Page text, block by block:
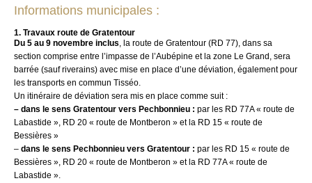
Informations municipales :
1. Travaux route de Gratentour
Du 5 au 9 novembre inclus , la route de Gratentour (RD 77), dans sa
section comprise entre l’impasse de l’Aubépine et la zone Le Grand, sera
barrée (sauf riverains) avec mise en place d’une déviation, également pour
les transports en commun Tisséo.
Un itinéraire de déviation sera mis en place comme suit :
– dans le sens Gratentour vers Pechbonnieu : par les RD 77A « route de
Labastide », RD 20 « route de Montberon » et la RD 15 « route de
Bessières »
– dans le sens Pechbonnieu vers Gratentour : par les RD 15 « route de
Bessières », RD 20 « route de Montberon » et la RD 77A « route de
Labastide ».